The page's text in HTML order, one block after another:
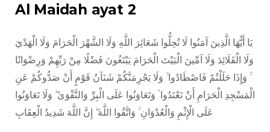
Al Maidah ayat 2
يَا أَيُّهَا الَّذِينَ آمَنُوا لَا تُحِلُّوا شَعَائِرَ اللَّهِ وَلَا الشَّهْرَ الْحَرَامَ وَلَا الْهَدْيَ
وَلَا الْقَلَائِدَ وَلَا آمِّينَ الْبَيْتَ الْحَرَامَ يَبْتَغُونَ فَضْلًا مِنْ رَبِّهِمْ وَرِضْوَانًا
ۚ وَإِذَا حَلَلْتُمْ فَاصْطَادُوا ۚ وَلَا يَجْرِمَنَّكُمْ شَنَآنُ قَوْمٍ أَنْ صَدُّوكُمْ عَنِ
الْمَسْجِدِ الْحَرَامِ أَنْ تَعْتَدُوا ۘ وَتَعَاوَنُوا عَلَى الْبِرِّ وَالتَّقْوَىٰ ۖ وَلَا تَعَاوَنُوا